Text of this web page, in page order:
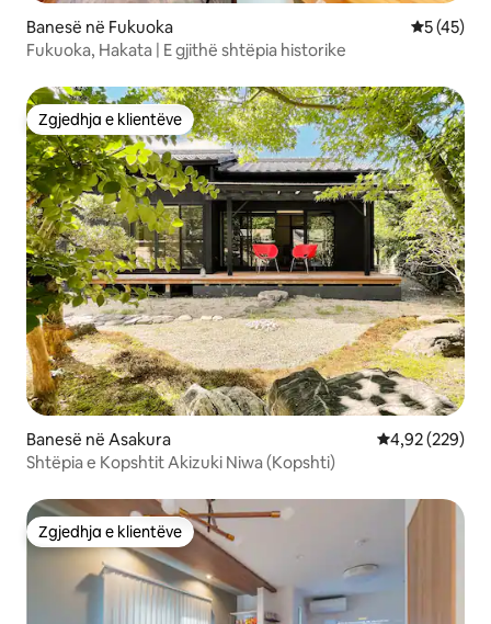
Banesë në Fukuoka Vlerësimi
5 (45)
Fukuoka, Hakata | E gjithë shtëpia historike
Zgjedhja e klientëve
Zgjedhja e klientëve
Banesë në Asakura Vlerësimi
4,92 (229)
Shtëpia e Kopshtit Akizuki Niwa (Kopshti)
Zgjedhja e klientëve
Zgjedhja e klientëve